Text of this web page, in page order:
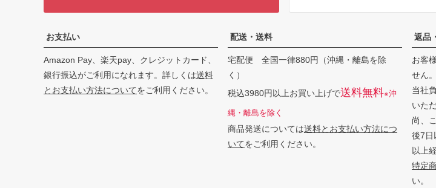
お支払い
Amazon Pay、楽天pay、クレジットカード、
銀行振込がご利用になれます。詳しくは送料
とお支払い方法についてをご利用ください。
配送・送料
宅配便 全国一律880円（沖縄・離島を除
く）
税込3980円以上お買い上げで送料無料※沖
縄・離島を除く
商品発送については送料とお支払い方法につ
いてをご利用ください。
返品
お客
せん
当社
いた
尚、
後7日
以上
特定
い。